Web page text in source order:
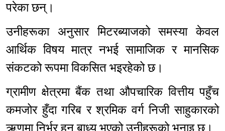
परेका छन्।
उनीहरूका अनुसार मिटरब्याजको समस्या केवल
आर्थिक विषय मात्र नभई सामाजिक र मानसिक
संकटको रूपमा विकसित भइरहेको छ।
ग्रामीण क्षेत्रमा बैंक तथा औपचारिक वित्तीय पहुँच
कमजोर हुँदा गरिब र श्रमिक वर्ग निजी साहुकारको